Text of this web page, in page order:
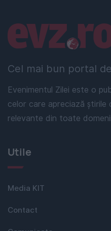
Cel mai bun portal
Evenimentul Zilei este o
celor care apreciază
relevante din toate
Linkuri utile
Utile
Media KIT
Contact